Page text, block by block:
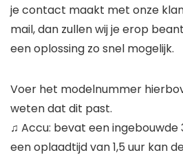
je contact maakt met onze
mail, dan zullen wij je erop
een oplossing zo snel mogelijk.
Voer het modelnummer
weten dat dit past.
♫ Accu: bevat een
een oplaadtijd van 1,5 uur kan